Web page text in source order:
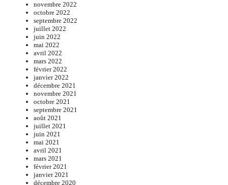
novembre 2022
octobre 2022
septembre 2022
juillet 2022
juin 2022
mai 2022
avril 2022
mars 2022
février 2022
janvier 2022
décembre 2021
novembre 2021
octobre 2021
septembre 2021
août 2021
juillet 2021
juin 2021
mai 2021
avril 2021
mars 2021
février 2021
janvier 2021
décembre 2020